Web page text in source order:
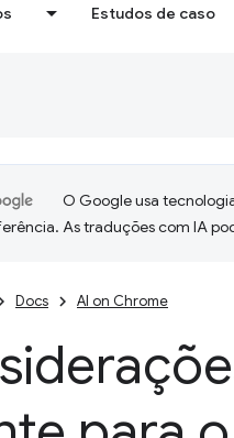
Estudos de caso
O Google usa
As traduções com IA
Docs AI on Chrome